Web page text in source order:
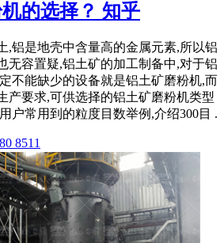
的选择？ 知乎
,铝是地壳中含量高的金属元素,所以铝
无容置疑,铝土矿的加工制备中,对于铝
不能缺少的设备就是铝土矿磨粉机,而
产要求,可供选择的铝土矿磨粉机类型
户常用到的粒度目数举例,介绍300目 .
8511